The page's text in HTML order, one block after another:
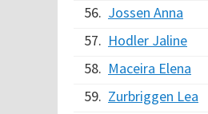
56. Jossen Anna
57. Hodler Jaline
58. Maceira Elena
59. Zurbriggen Lea